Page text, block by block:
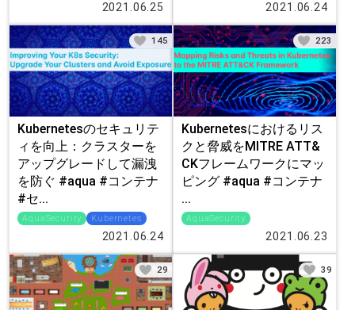
2021.06.25 2021.06.24
Kubernetesのセキュリテ
ィを向上：クラスターを
アップグレードして漏洩
を防ぐ #aqua #コンテナ
#セ...
AquaSecurity Kubernetes
2021.06.24
145
Kubernetesにおけるリス
クと脅威をMITRE ATT&
CKフレームワークにマッ
ピング #aqua #コンテナ
...
AquaSecurity
2021.06.23
223
29 39